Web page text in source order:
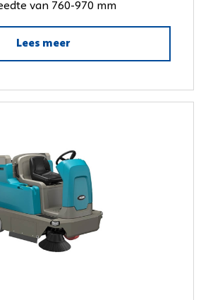
van 760-970 mm
Lees meer